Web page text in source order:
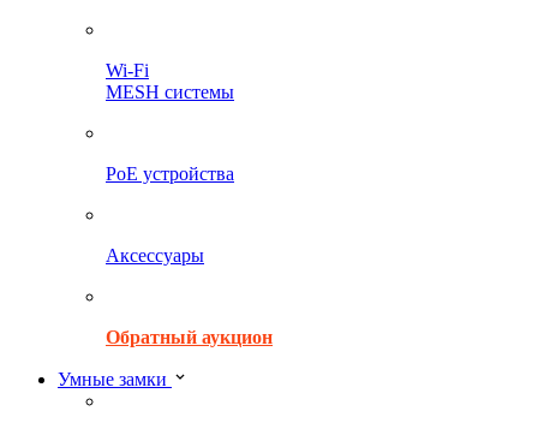
Wi-Fi
MESH системы
PoE устройства
Аксессуары
Обратный аукцион
Умные замки